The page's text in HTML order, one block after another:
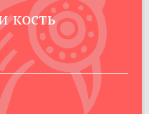
кость